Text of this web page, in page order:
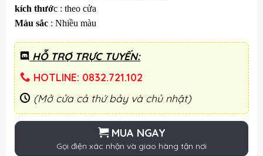
kích thước : theo cửa
Màu sắc: Nhiều màu
HỖ TRỢ TRỰC TUYẾN:
HOTLINE: 0832.721.102
(Mở cửa cả thứ bảy và chủ nhật)
MUA NGAY
Gọi điện xác nhận và giao hàng tận nơi